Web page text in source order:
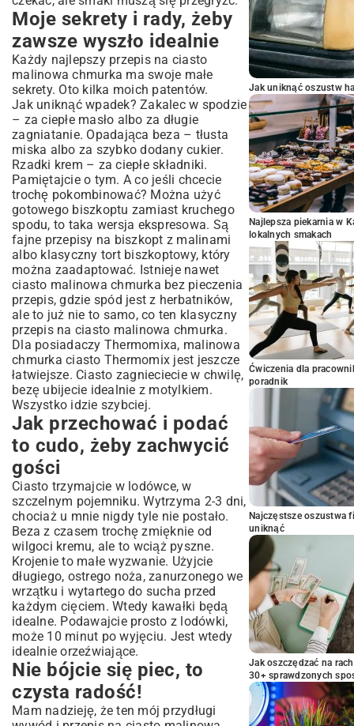
Moje sekrety i rady, żeby
zawsze wyszło idealnie
Każdy najlepszy przepis na ciasto
malinowa chmurka ma swoje małe
sekrety. Oto kilka moich patentów.
Jak uniknąć wpadek? Zakalec w spodzie
– za ciepłe masło albo za długie
zagniatanie. Opadająca beza – tłusta
miska albo za szybko dodany cukier.
Rzadki krem – za ciepłe składniki.
Pamiętajcie o tym. A co jeśli chcecie
trochę pokombinować? Można użyć
gotowego biszkoptu zamiast kruchego
spodu, to taka wersja ekspresowa. Są
fajne przepisy na biszkopt z malinami
albo klasyczny tort biszkoptowy, który
można zaadaptować. Istnieje nawet
ciasto malinowa chmurka bez pieczenia
przepis, gdzie spód jest z herbatników,
ale to już nie to samo, co ten klasyczny
przepis na ciasto malinowa chmurka.
Dla posiadaczy Thermomixa, malinowa
chmurka ciasto Thermomix jest jeszcze
łatwiejsze. Ciasto zagnieciecie w chwilę,
bezę ubijecie idealnie z motylkiem.
Wszystko idzie szybciej.
Jak przechować i podać
to cudo, żeby zachwycić
gości
Ciasto trzymajcie w lodówce, w
szczelnym pojemniku. Wytrzyma 2-3 dni,
chociaż u mnie nigdy tyle nie postało.
Beza z czasem trochę zmięknie od
wilgoci kremu, ale to wciąż pyszne.
Krojenie to małe wyzwanie. Użyjcie
długiego, ostrego noża, zanurzonego we
wrzątku i wytartego do sucha przed
każdym cięciem. Wtedy kawałki będą
idealne. Podawajcie prosto z lodówki,
może 10 minut po wyjęciu. Jest wtedy
idealnie orzeźwiające.
Nie bójcie się piec, to
czysta radość!
Mam nadzieję, że ten mój przydługi
Jak uniknąć oszustw
Najlepsza piekarnia w
lokalnych smakach
Ćwiczenia dla
poradnik
Najczęstsze oszustwa
uniknąć
Jak oszczędzać na
30+ sprawdzonych